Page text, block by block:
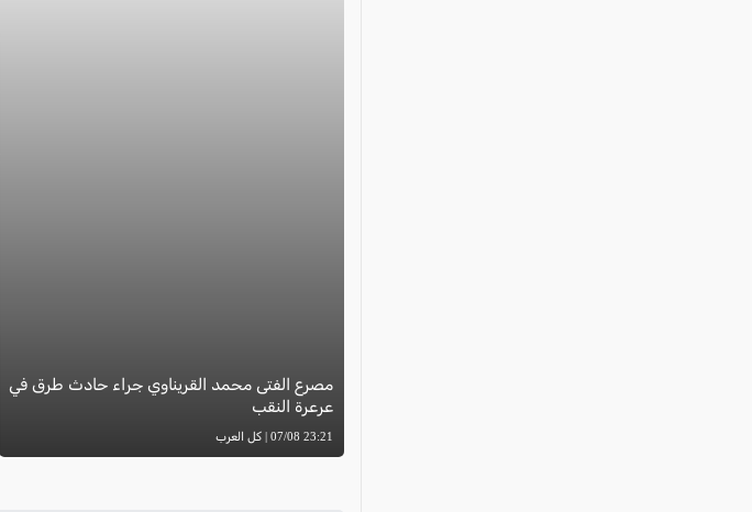
مصرع الفتى محمد القريناوي جراء حادث طرق في
عرعرة النقب
23:21 07/08 | كل العرب